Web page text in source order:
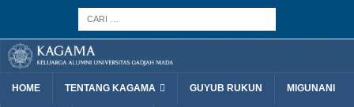
HOME TENTANG KAGAMA GUYUB RUKUN MIGUNANI